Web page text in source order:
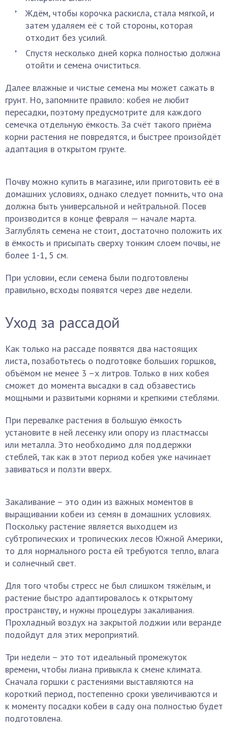
Ждём, чтобы корочка раскисла, стала мягкой, и
затем удаляем её с той стороны, которая
отходит без усилий.
Спустя несколько дней корка полностью должна
отойти и семена очиститься.
Далее влажные и чистые семена мы может сажать в
грунт. Но, запомните правило: кобея не любит
пересадки, поэтому предусмотрите для каждого
семечка отдельную ёмкость. За счёт такого приёма
корни растения не повредятся, и быстрее произойдёт
адаптация в открытом грунте.
Почву можно купить в магазине, или приготовить её в
домашних условиях, однако следует помнить, что она
должна быть универсальной и нейтральной. Посев
производится в конце февраля — начале марта.
Заглублять семена не стоит, достаточно положить их
в ёмкость и присыпать сверху тонким слоем почвы, не
более 1-1, 5 см.
При условии, если семена были подготовлены
правильно, всходы появятся через две недели.
Уход за рассадой
Как только на рассаде появятся два настоящих
листа, позаботьтесь о подготовке больших горшков,
объёмом не менее 3 –х литров. Только в них кобея
сможет до момента высадки в сад обзавестись
мощными и развитыми корнями и крепкими стеблями.
При перевалке растения в большую ёмкость
установите в ней лесенку или опору из пластмассы
или металла. Это необходимо для поддержки
стеблей, так как в этот период кобея уже начинает
завиваться и ползти вверх.
Закаливание – это один из важных моментов в
выращивании кобеи из семян в домашних условиях.
Поскольку растение является выходцем из
субтропических и тропических лесов Южной Америки,
то для нормального роста ей требуются тепло, влага
и солнечный свет.
Для того чтобы стресс не был слишком тяжёлым, и
растение быстро адаптировалось к открытому
пространству, и нужны процедуры закаливания.
Прохладный воздух на закрытой лоджии или веранде
подойдут для этих мероприятий.
Три недели – это тот идеальный промежуток
времени, чтобы лиана привыкла к смене климата.
Сначала горшки с растениями выставляются на
короткий период, постепенно сроки увеличиваются и
к моменту посадки кобеи в саду она полностью будет
подготовлена.